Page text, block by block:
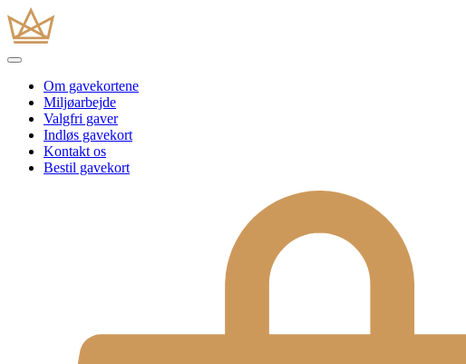
Om gavekortene
Miljøarbejde
Valgfri gaver
Indløs gavekort
Kontakt os
Bestil gavekort